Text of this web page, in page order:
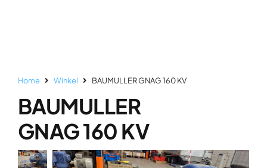
Projecten
Over ons
Home Winkel BAUMULLER GNAG 160 KV
BAUMULLER
GNAG 160 KV